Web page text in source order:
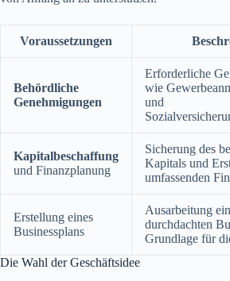
Voraussetzungen
Behördliche
Genehmigungen
Erforderliche
wie
und
Kapitalbeschaffung
und Finanzplanung
Sicherung des
Kapitals und
umfassenden
Erstellung eines
Businessplans
Ausarbeitung
durchdachten
Grundlage für
Die Wahl der Geschäftsidee